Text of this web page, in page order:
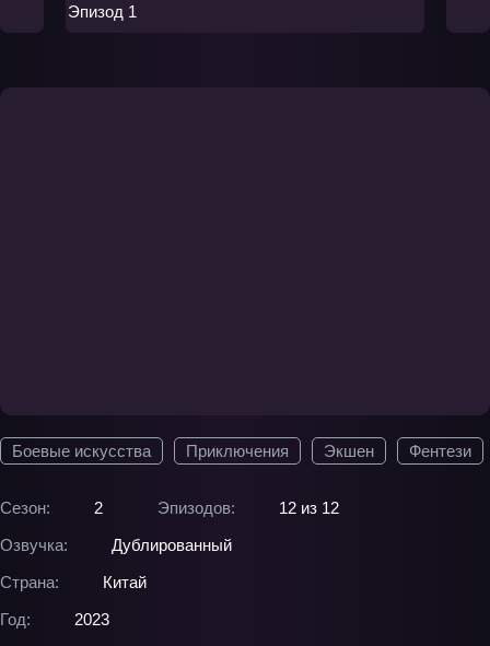
Боевые искусства Приключения Экшен Фентези
Сезон: 2 Эпизодов:
12 из 12
Озвучка:
Дублированный
Страна:
Китай
Год:
2023
Эпизод 1